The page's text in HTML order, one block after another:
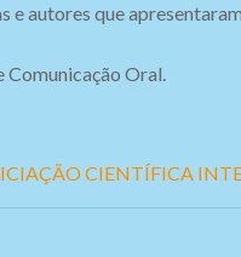
e autores queapresentaram
Comunicação Oral.
CIENTÍFICA